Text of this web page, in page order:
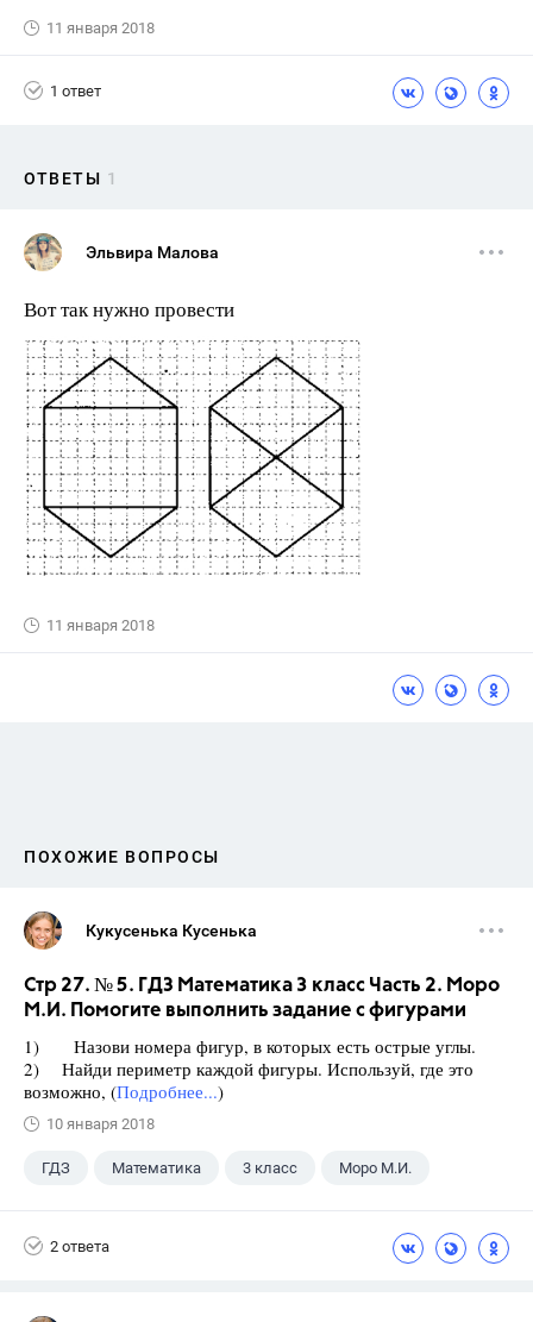
11 января 2018
1 ответ
ОТВЕТЫ 1
Эльвира Малова
Вот так нужно провести
11 января 2018
ПОХОЖИЕ ВОПРОСЫ
Кукусенька Кусенька
Стр 27. № 5. ГДЗ Математика 3 класс Часть 2. Моро
М.И. Помогите выполнить задание с фигурами
1) Назови номера фигур, в которых есть острые углы.
2) Найди периметр каждой фигуры. Используй, где это
возможно, (Подробнее...)
10 января 2018
ГДЗ Математика 3 класс Моро М.И.
2 ответа